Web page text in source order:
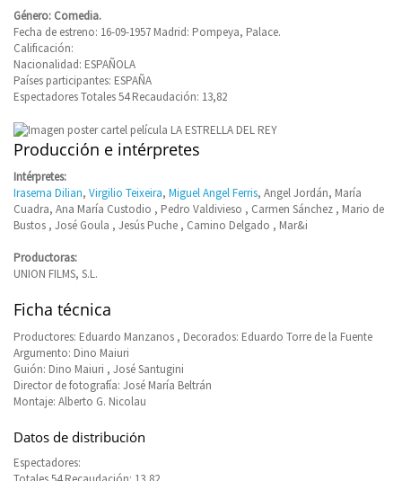
Género: Comedia.
Fecha de estreno: 16-09-1957 Madrid: Pompeya, Palace.
Calificación:
Nacionalidad: ESPAÑOLA
Países participantes: ESPAÑA
Espectadores Totales 54 Recaudación: 13,82
Producción e intérpretes
Intérpretes:
Irasema Dilian, Virgilio Teixeira, Miguel Angel Ferris, Angel Jordán, María
Cuadra, Ana María Custodio , Pedro Valdivieso , Carmen Sánchez , Mario de
Bustos , José Goula , Jesús Puche , Camino Delgado , Mar&i
Productoras:
UNION FILMS, S.L.
Ficha técnica
Productores: Eduardo Manzanos , Decorados: Eduardo Torre de la Fuente
Argumento: Dino Maiuri
Guión: Dino Maiuri , José Santugini
Director de fotografía: José María Beltrán
Montaje: Alberto G. Nicolau
Datos de distribución
Espectadores: